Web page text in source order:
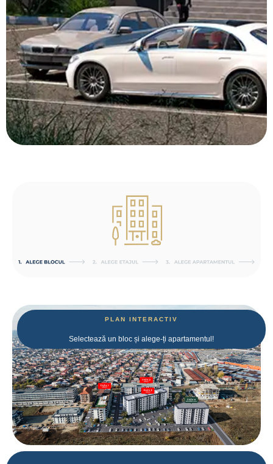
PLAN INTERACTIV
Selectează un bloc și alege-ți apartamentul!